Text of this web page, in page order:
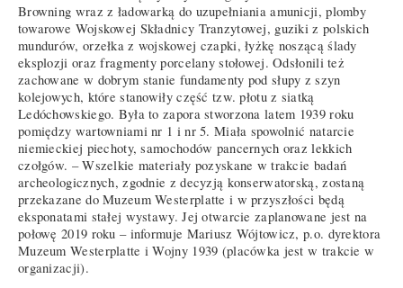
Browning wraz z ładowarką do uzupełniania amunicji, plomby
towarowe Wojskowej Składnicy Tranzytowej, guziki z polskich
mundurów, orzełka z wojskowej czapki, łyżkę noszącą ślady
eksplozji oraz fragmenty porcelany stołowej. Odsłonili też
zachowane w dobrym stanie fundamenty pod słupy z szyn
kolejowych, które stanowiły część tzw. płotu z siatką
Ledóchowskiego. Była to zapora stworzona latem 1939 roku
pomiędzy wartowniami nr 1 i nr 5. Miała spowolnić natarcie
niemieckiej piechoty, samochodów pancernych oraz lekkich
czołgów. – Wszelkie materiały pozyskane w trakcie badań
archeologicznych, zgodnie z decyzją konserwatorską, zostaną
przekazane do Muzeum Westerplatte i w przyszłości będą
eksponatami stałej wystawy. Jej otwarcie zaplanowane jest na
połowę 2019 roku – informuje Mariusz Wójtowicz, p.o. dyrektora
Muzeum Westerplatte i Wojny 1939 (placówka jest w trakcie w
organizacji).